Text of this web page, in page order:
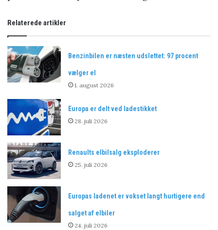
Relaterede artikler
Benzinbilen er næsten udslettet: 97 procent
vælger el
1. august 2026
Europa er delt ved ladestikket
28. juli 2026
Renaults elbilsalg eksploderer
25. juli 2026
Europas ladenet er vokset langt hurtigere end
salget af elbiler
24. juli 2026